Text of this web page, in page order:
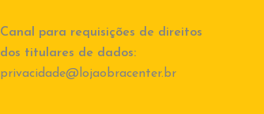
Canal para requisições de direitos
dos titulares de dados:
privacidade@lojaobracenter.br